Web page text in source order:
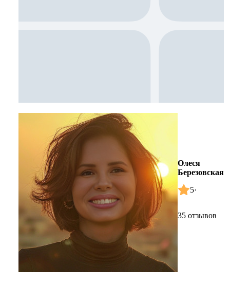
Олеся
Березовская
5·
35 отзывов